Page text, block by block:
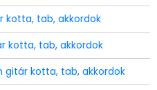
kotta, tab, akkordok
kotta, tab, akkordok
gitár kotta, tab, akkordok